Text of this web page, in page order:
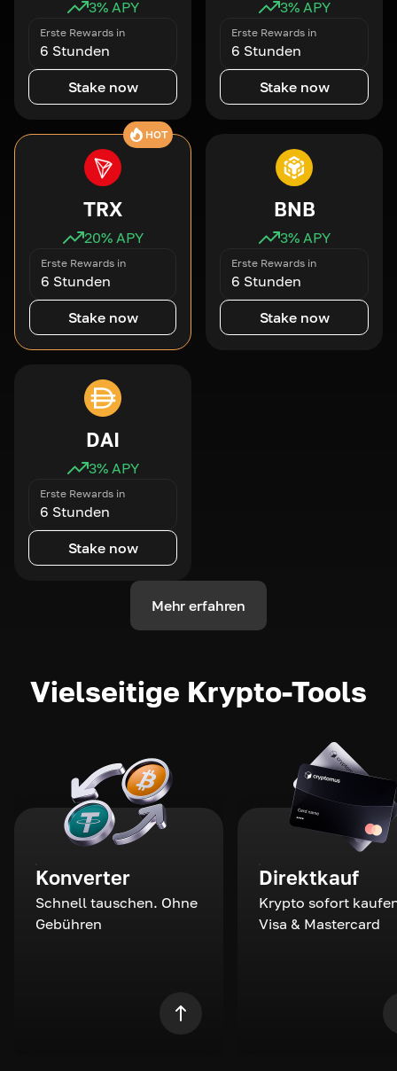
3% APY
Erste Rewards in
6 Stunden
Stake now
3% APY
Erste Rewards in
6 Stunden
Stake now
HOT
TRX
20% APY
Erste Rewards in
6 Stunden
Stake now
BNB
3% APY
Erste Rewards in
6 Stunden
Stake now
DAI
3% APY
Erste Rewards in
6 Stunden
Stake now
Mehr erfahren
Vielseitige Krypto-Tools
Konverter
Schnell tauschen. Ohne
Gebühren
Direktkauf
Krypto sofort
Visa & Mastercard